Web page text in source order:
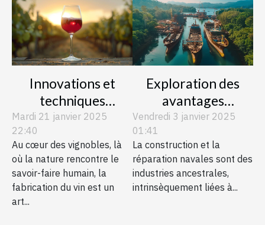
Innovations et
techniques
traditionnelles dans
la fabrication du vin
Mardi 21 janvier 2025
22:40
Au cœur des vignobles, là
où la nature rencontre le
savoir-faire humain, la
fabrication du vin est un
art...
Exploration des
avantages
écologiques des
chantiers navals
locaux
Vendredi 3 janvier 2025
01:41
La construction et la
réparation navales sont des
industries ancestrales,
intrinsèquement liées à...